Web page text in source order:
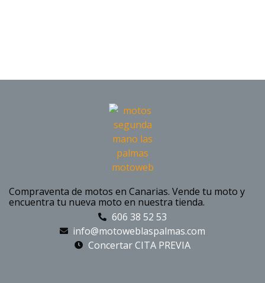
Compraventa de motos en Canarias. Vende tu moto y
encuentra tu nueva moto en nuestra tienda.
606 38 52 53
info@motoweblaspalmas.com
Concertar CITA PREVIA